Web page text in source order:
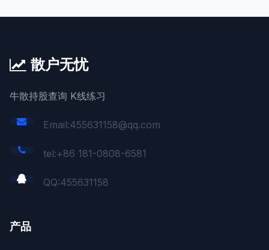
散户无忧
牛散持股查询 K线练习
Email:455631158@qq.com
tel:+86 181-0808-6581
QQ:455631158
产品